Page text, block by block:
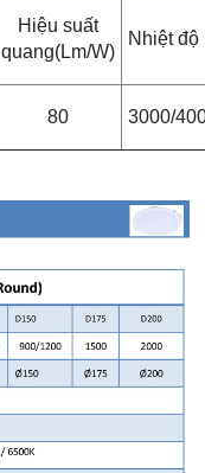
Hiệu suất
quang(Lm/W)
Nhiệt độ
80 3000/